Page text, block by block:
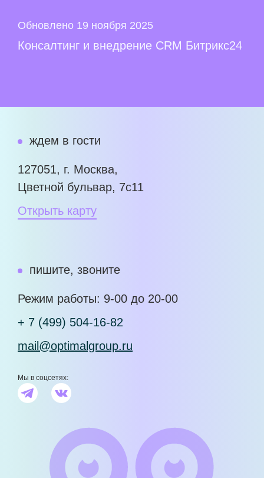
Обновлено 19 ноября 2025
Консалтинг и внедрение CRM Битрикс24
ждем в гости
127051, г. Москва,
Цветной бульвар, 7с11
Открыть карту
пишите, звоните
Режим работы: 9-00 до 20-00
+ 7 (499) 504-16-82
mail@optimalgroup.ru
Мы в соцсетях: